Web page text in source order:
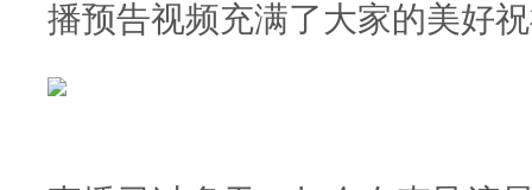
播预告视频充满了大家的美好